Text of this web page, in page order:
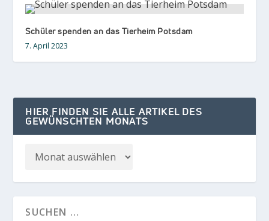
Schüler spenden an das Tierheim Potsdam
7. April 2023
HIER FINDEN SIE ALLE ARTIKEL DES
GEWÜNSCHTEN MONATS